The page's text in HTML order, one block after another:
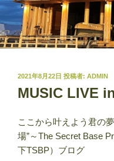
投
日:
2021年8月22日 投稿者: ADMIN
MUSIC LIVE
ここから叶えよう君の
場”～The Secret Base
下TSBP）ブログ